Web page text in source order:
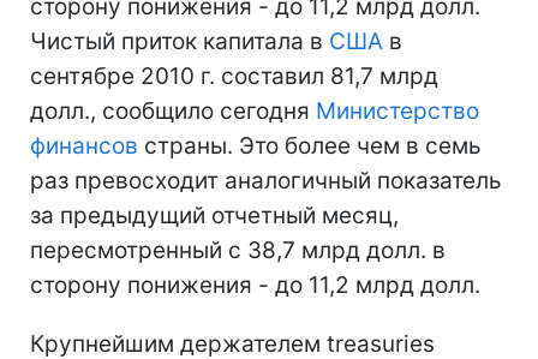
сторону понижения - до 11,2 млрд долл.
Чистый приток капитала в США в
сентябре 2010 г. составил 81,7 млрд
долл., сообщило сегодня Министерство
финансов страны. Это более чем в семь
раз превосходит аналогичный показатель
за предыдущий отчетный месяц,
пересмотренный с 38,7 млрд долл. в
сторону понижения - до 11,2 млрд долл.
Крупнейшим держателем treasuries